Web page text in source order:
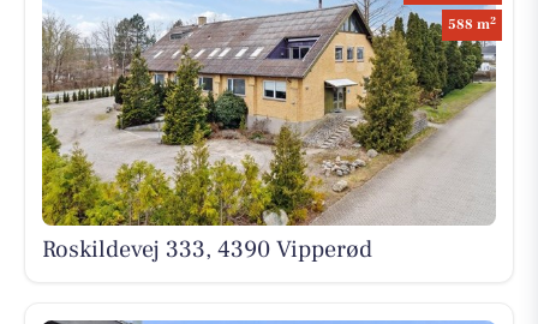
588 m2
Roskildevej 333, 4390 Vipperød